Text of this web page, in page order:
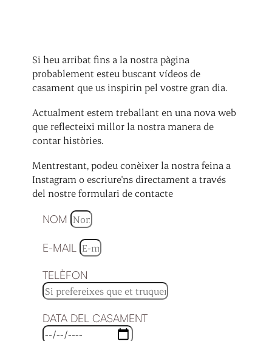
Si heu arribat fins a la nostra pàgina
probablement esteu buscant vídeos de
casament que us inspirin pel vostre gran dia.
Actualment estem treballant en una nova web
que reflecteixi millor la nostra manera de
contar històries.
Mentrestant, podeu conèixer la nostra feina a
Instagram o escriure'ns directament a través
del nostre formulari de contacte
NOM
E-MAIL
TELÈFON
DATA DEL CASAMENT